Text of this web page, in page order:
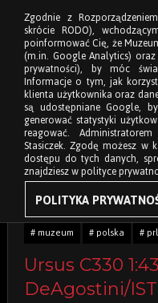
Tagi: # 1:43 # c330 #
# muzeum
# polska # prl
Ursus C330
DeAgostini/IST
Zgodnie z
skrócie RODO),
poinformować Cię, że
(m.in. Google Analytics)
prywatności), by móc
Informacje o tym, jak
klienta użytkownika oraz
są udostępniane Google,
generować statystyki
reagować.
Stasiczek. Zgodę możesz
dostępu do tych danych,
znajdziesz w polityce
POLITYKA